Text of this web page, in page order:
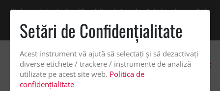
Vindem exclusiv catre firme! Ne puteti contacta pentru oferta de pret personalizata
discount suplimentar de 2% -Cumpără acum!
Setări de Confidenţialitate
Acest instrument vă ajută să selectați și să dezactivați
diverse etichete / trackere / instrumente de analiză
utilizate pe acest site web. Politica de
confidențialitate